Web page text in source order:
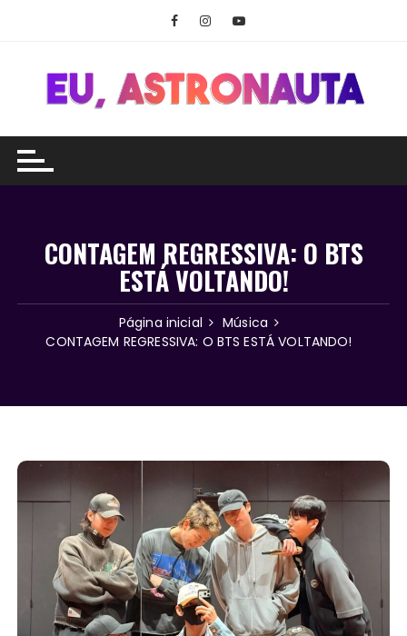
conteúdo
CONTAGEM REGRESSIVA: O BTS
ESTÁ VOLTANDO!
Página inicial
Música
CONTAGEM REGRESSIVA: O BTS ESTÁ VOLTANDO!